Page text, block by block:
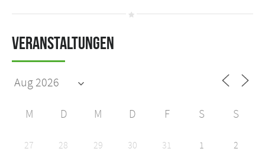
Veranstaltungen
M D M D F S S
27 28 29 30 31 1 2